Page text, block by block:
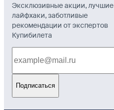
Эксклюзивные акции, лучшие
лайфхаки, заботливые
рекомендации от экспертов
Купибилета
Подписаться